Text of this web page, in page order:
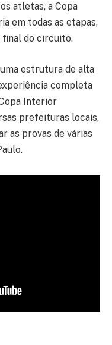
atletas, a Copa
em todas as etapas,
final do circuito.
estrutura de alta
completa
Interior
prefeituras locais,
as provas de várias